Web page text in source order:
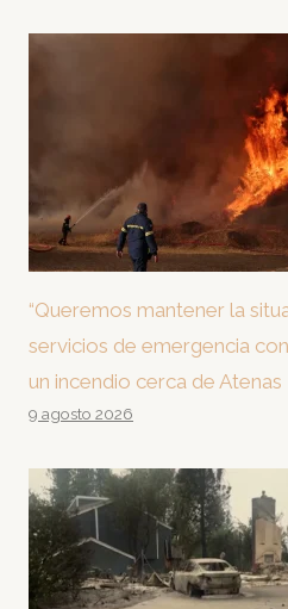
“Queremos mantener la
servicios de emergencia
un incendio cerca de Atenas
9 agosto 2026